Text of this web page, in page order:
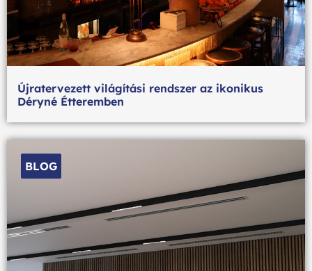
Újratervezett világítási rendszer az ikonikus
Déryné Étteremben
BLOG